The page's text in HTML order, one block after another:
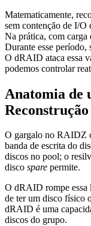
Matematicamente,
sem contenção de I/O
Na prática, com carga
Durante esse período,
O dRAID ataca essa
podemos controlar
Anatomia de
O gargalo no RAIDZ
banda de escrita do
discos no pool; o
disco spare permite.
O dRAID rompe essa
de ter um disco físico
dRAID é uma
discos do grupo.